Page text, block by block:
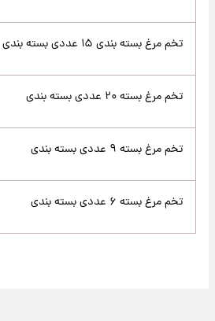
تخم مرغ بسته بندی ۱۵ عددی بسته بندی
تخم مرغ بسته ۲۰ عددی بسته بندی
تخم مرغ بسته ۹ عددی بسته بندی
تخم مرغ بسته ۶ عددی بسته بندی